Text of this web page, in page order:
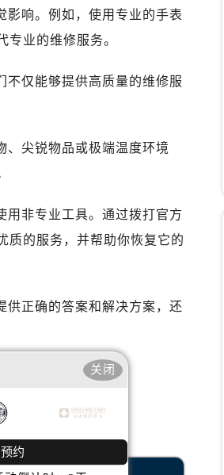
约）
预约）
场）10层13室（需提前预约）
需提前预约）
（需提前预约）
提前预约）
）
约）
）
影响。例如，使用专业的手表
业的维修服务。
不仅能够提供高质量的维修服
、尖锐物品或极端温度环境
用非专业工具。通过拨打官方
质的服务，并帮助你恢复它的
供正确的答案和解决方案，还
关闭
约